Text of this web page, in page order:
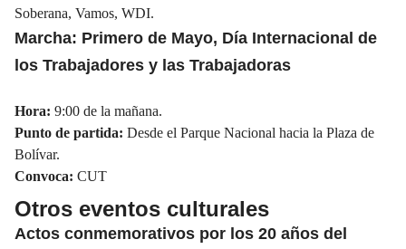
Soberana, Vamos, WDI.
Marcha: Primero de Mayo, Día Internacional de
los Trabajadores y las Trabajadoras
Hora: 9:00 de la mañana.
Punto de partida: Desde el Parque Nacional hacia la Plaza de
Bolívar.
Convoca: CUT
Otros eventos culturales
Actos conmemorativos por los 20 años del